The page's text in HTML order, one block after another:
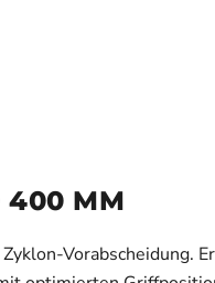
400 MM
Vorabscheidung.